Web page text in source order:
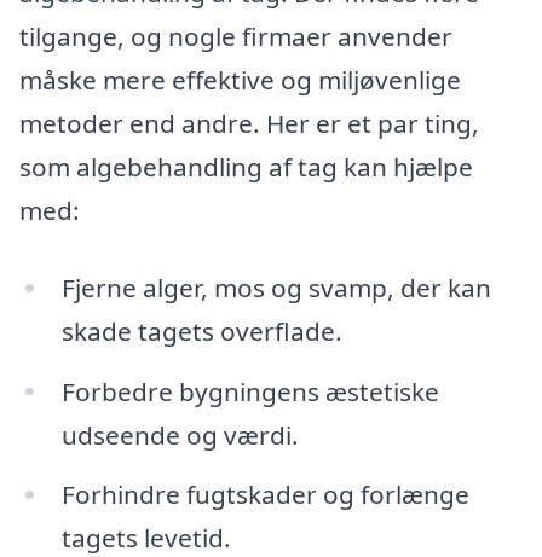
tilgange, og nogle firmaer anvender
måske mere effektive og miljøvenlige
metoder end andre. Her er et par ting,
som algebehandling af tag kan hjælpe
med:
Fjerne alger, mos og svamp, der kan
skade tagets overflade.
Forbedre bygningens æstetiske
udseende og værdi.
Forhindre fugtskader og forlænge
tagets levetid.